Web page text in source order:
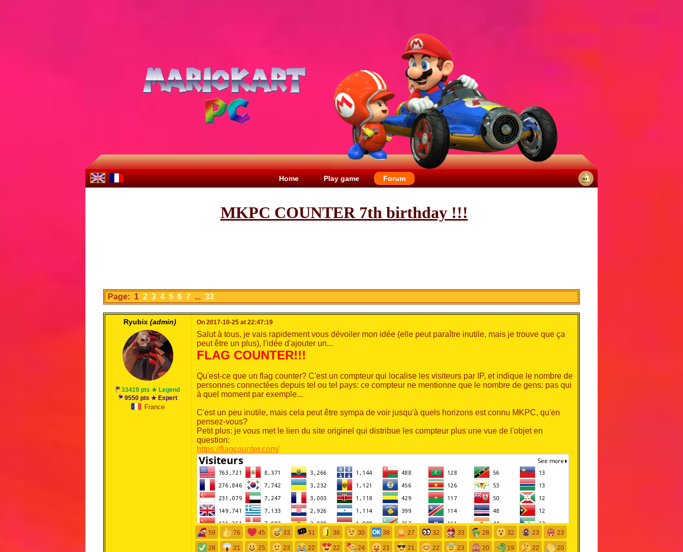
Home Play game Forum
MKPC COUNTER 7th birthday !!!
Page: 1 2 3 4 5 6 7 ... 33
Ryubix (admin)
33419 pts ★ Legend
9550 pts ★ Expert
France
On 2017-10-25 at 22:47:19
Salut à tous, je vais rapidement vous dévoiler mon idée (elle peut paraître inutile, mais je trouve que ça
peut être un plus), l'idée d'ajouter un...
FLAG COUNTER!!!
Qu'est-ce que un flag counter? C'est un compteur qui localise les visiteurs par IP, et indique le nombre de
personnes connectées depuis tel ou tel pays: ce compteur ne mentionne que le nombre de gens: pas qui
à quel moment par exemple...
C'est un peu inutile, mais cela peut être sympa de voir jusqu'à quels horizons est connu MKPC, qu'en
pensez-vous?
Petit plus: je vous met le lien du site originel qui distribue les compteur plus une vue de l'objet en
question:
https://flagcounter.com/
59 76 45 33 31 36 30 38 27 32 33 28 32 23 23
28 21 25 23 22 22 24 21 21 22 23 20 19 22 20